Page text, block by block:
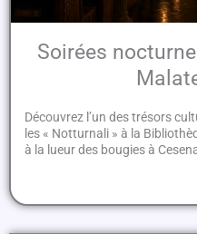
Soirées
Découvrez l’un des trésors
les « Notturnali » à la
à la lueur des bougies à